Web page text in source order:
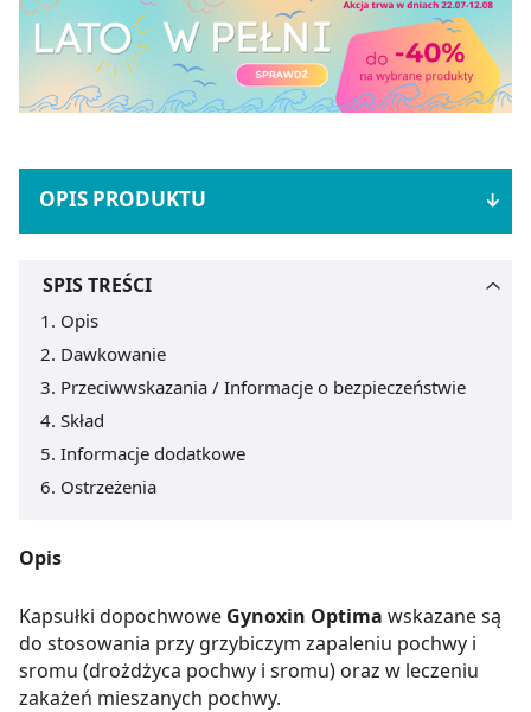
OPIS PRODUKTU
SPIS TREŚCI
Opis
Dawkowanie
Przeciwwskazania / Informacje o bezpieczeństwie
Skład
Informacje dodatkowe
Ostrzeżenia
Opis
Kapsułki dopochwowe Gynoxin Optima wskazane są
do stosowania przy grzybiczym zapaleniu pochwy i
sromu (drożdżyca pochwy i sromu) oraz w leczeniu
zakażeń mieszanych pochwy.